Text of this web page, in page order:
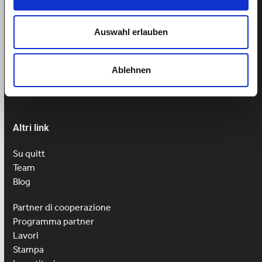
Auswahl erlauben
Ablehnen
Prenotare un appuntamento
Tel: 043 505 18 02
Altri link
Su quitt
Team
Blog
Partner di cooperazione
Programma partner
Lavori
Stampa